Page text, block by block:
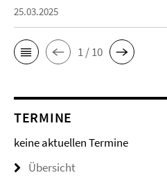
25.03.2025
1 / 10
TERMINE
keine aktuellen Termine
Übersicht